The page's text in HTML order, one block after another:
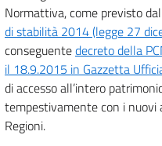
Normattiva, come previsto dal
di stabilità 2014 (legge 27
conseguentedecreto della
il 18.9.2015 in Gazzetta
di accesso all’intero
tempestivamente con i
Regioni.